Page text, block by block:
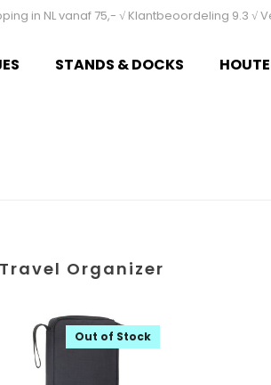
in NL vanaf 75,- √ Klantbeoordeling 9.3
STANDS & DOCKS
Travel Organizer
Out of Stock